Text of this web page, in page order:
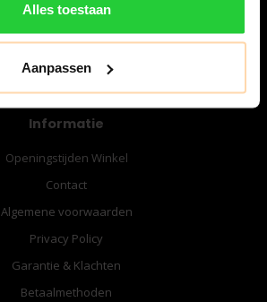
Alles toestaan
Aanpassen
Informatie
Openingstijden Winkel
Contact
Algemene voorwaarden
Privacy Policy
Garantie & Klachten
Betaalmethoden